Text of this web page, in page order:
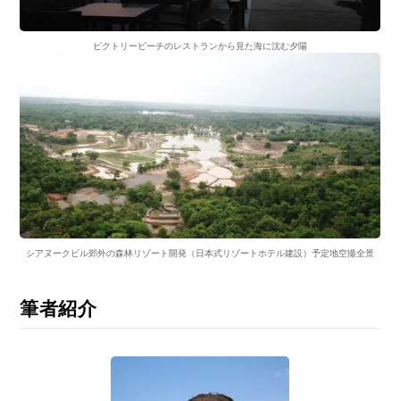
ビクトリービーチのレストランから見た海に沈む夕陽
シアヌークビル郊外の森林リゾート開発（日本式リゾートホテル建設）予定地空撮全景
筆者紹介